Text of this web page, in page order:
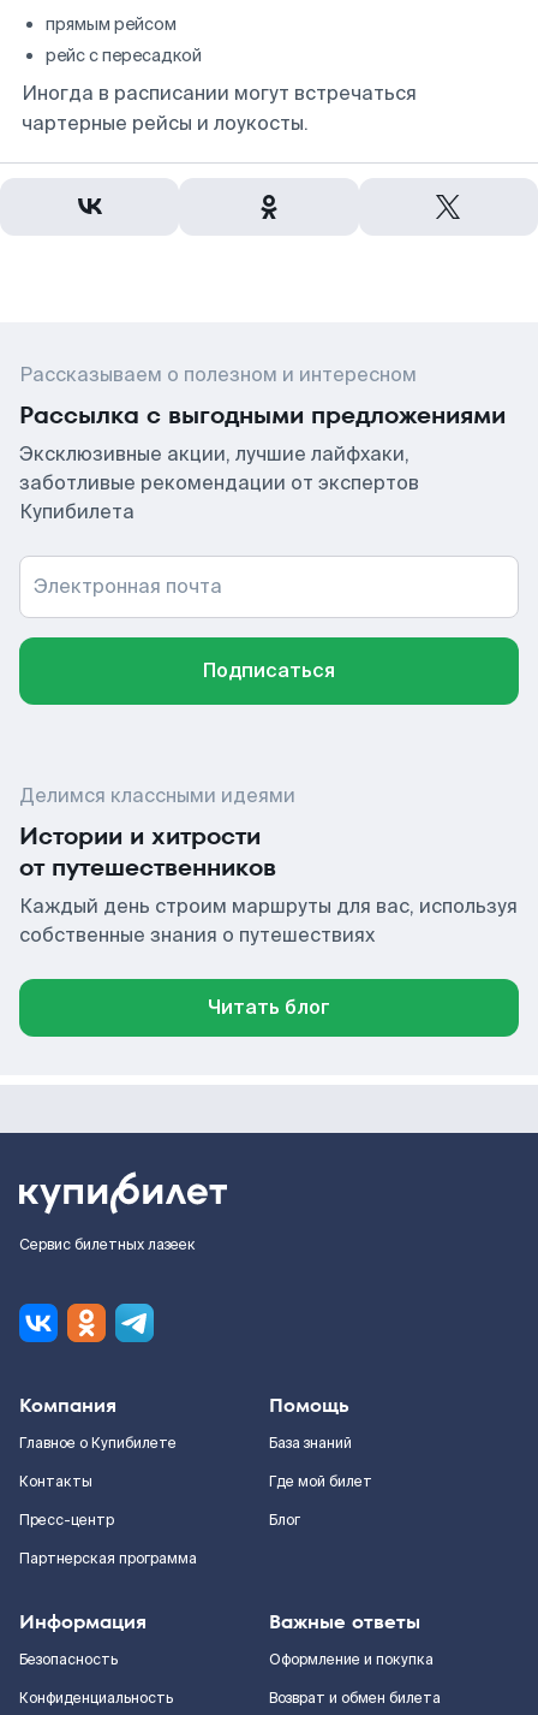
прямым рейсом
рейс с пересадкой
Иногда в расписании могут встречаться
чартерные рейсы и лоукосты.
Рассказываем о полезном и интересном
Рассылка с выгодными предложениями
Эксклюзивные акции, лучшие лайфхаки,
заботливые рекомендации от экспертов
Купибилета
Электронная почта
Подписаться
Делимся классными идеями
Истории и хитрости
от путешественников
Каждый день строим маршруты для вас, используя
собственные знания о путешествиях
Читать блог
Сервис билетных лазеек
Компания
Главное о Купибилете
Контакты
Пресс-центр
Партнерская программа
Помощь
База знаний
Где мой билет
Блог
Информация
Безопасность
Конфиденциальность
Важные ответы
Оформление и покупка
Возврат и обмен билета